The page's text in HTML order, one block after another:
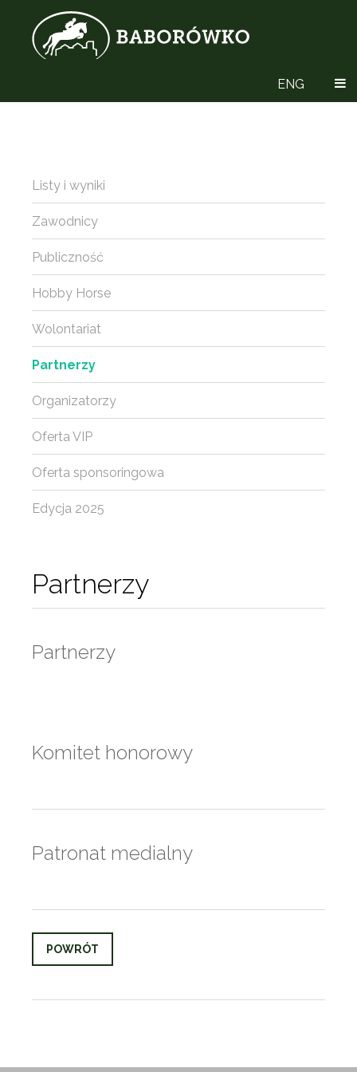
ENG
Partnerzy
Partnerzy
Komitet honorowy
Patronat medialny
POWRÓT
Listy i wyniki
Zawodnicy
Publiczność
Hobby Horse
Wolontariat
Partnerzy
Organizatorzy
Oferta VIP
Oferta sponsoringowa
Edycja 2025